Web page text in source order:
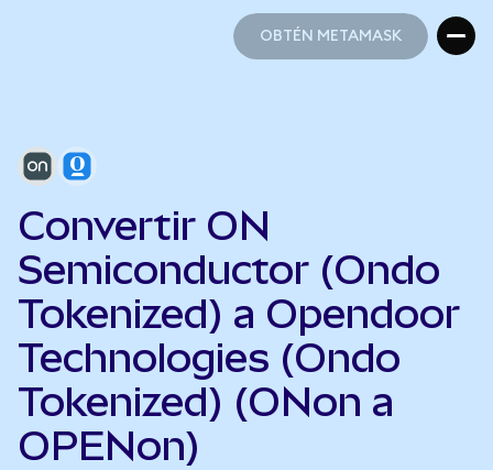
OBTÉN METAMASK
Convertir ON
Semiconductor (Ondo
Tokenized) a Opendoor
Technologies (Ondo
Tokenized) (ONon a
OPENon)